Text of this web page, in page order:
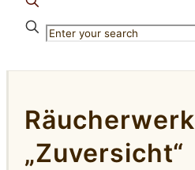
Räucherwerk
„Zuversicht“